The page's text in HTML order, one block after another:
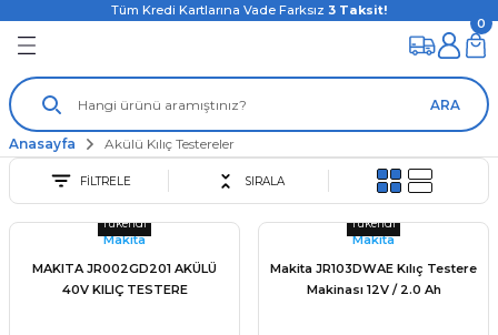
Tüm Kredi Kartlarına Vade Farksız 3 Taksit!
ARA
0
Anasayfa Akülü Kılıç Testereler
FİLTRELE SIRALA
Tükendi
Makita
MAKITA JR002GD201 AKÜLÜ
40V KILIÇ TESTERE
Tükendi
Makita
Makita JR103DWAE Kılıç Testere
Makinası 12V / 2.0 Ah